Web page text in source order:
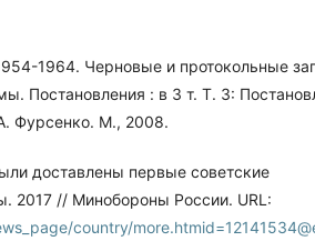
1964. Черновые и протокольные
Постановления : в 3 т. Т. 3:
Фурсенко. М., 2008.
доставлены первые советские
2017 // Минобороны России. URL:
country/